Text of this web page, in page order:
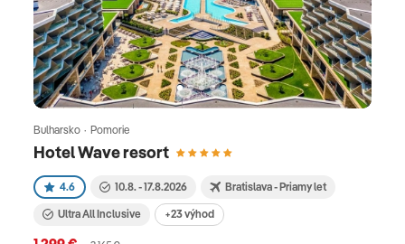
Hotel Wave resort
Bulharsko · Pomorie
4.6 10.8. - 17.8.2026 Bratislava - Priamy let
Ultra All Inclusive +23 výhod